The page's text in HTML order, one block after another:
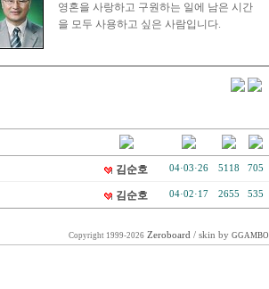
영혼을 사랑하고 구원하는 일에 남은 시간
을 모두 사용하고 싶은 사람입니다.
김순호 04·03·26 5118 705
김순호 04·02·17 2655 535
Copyright 1999-2026 Zeroboard / skin by GGAMBO